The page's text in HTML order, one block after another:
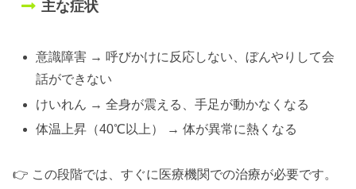
主な症状
意識障害 → 呼びかけに反応しない、ぼんやりして会
話ができない
けいれん → 全身が震える、手足が動かなくなる
体温上昇（40℃以上） → 体が異常に熱くなる
👉 この段階では、すぐに医療機関での治療が必要です。